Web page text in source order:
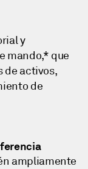
y
mando,* que
de activos,
de
ampliamente